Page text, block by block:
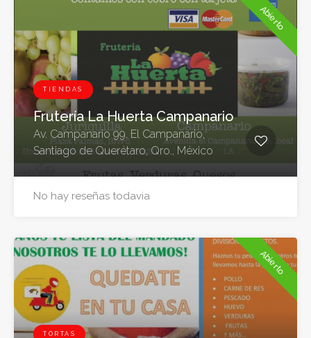
Abierto
TIENDAS
Frutería La Huerta Campanario
Av. Campanario 99, El Campanario,
Santiago de Querétaro, Qro., México
No hay reseñas todavia
Abierto
TORTAS